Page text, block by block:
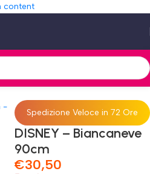
content
90cm
Spedizione Veloce in 72 Ore
DISNEY – Biancaneve
90cm
€30,50